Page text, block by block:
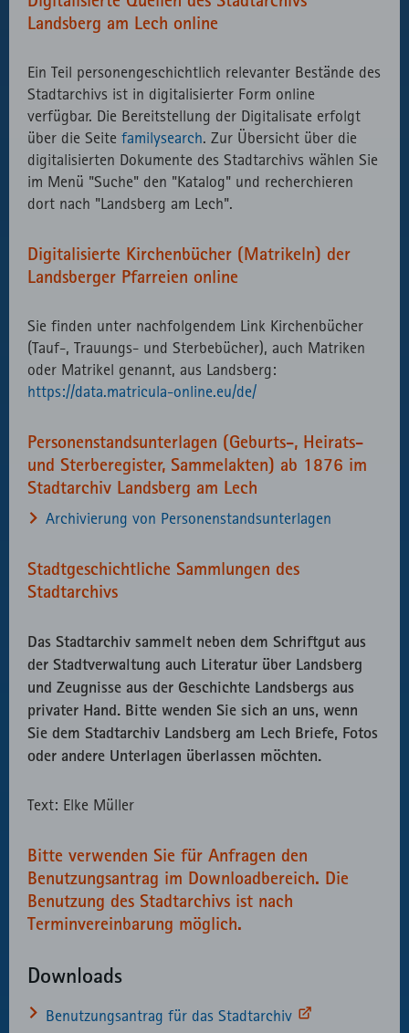
Landsberg am Lech online
Ein Teil personengeschichtlich relevanter Bestände des
Stadtarchivs ist in digitalisierter Form online
verfügbar. Die Bereitstellung der Digitalisate erfolgt
über die Seite familysearch. Zur Übersicht über die
digitalisierten Dokumente des Stadtarchivs wählen Sie
im Menü "Suche" den "Katalog" und recherchieren
dort nach "Landsberg am Lech".
Digitalisierte Kirchenbücher (Matrikeln) der
Landsberger Pfarreien online
Sie finden unter nachfolgendem Link Kirchenbücher
(Tauf-, Trauungs- und Sterbebücher), auch Matriken
oder Matrikel genannt, aus Landsberg:
https://data.matricula-online.eu/de/
Personenstandsunterlagen (Geburts-, Heirats-
und Sterberegister, Sammelakten) ab 1876 im
Stadtarchiv Landsberg am Lech
Archivierung von Personenstandsunterlagen
Stadtgeschichtliche Sammlungen des
Stadtarchivs
Das Stadtarchiv sammelt neben dem Schriftgut aus
der Stadtverwaltung auch Literatur über Landsberg
und Zeugnisse aus der Geschichte Landsbergs aus
privater Hand. Bitte wenden Sie sich an uns, wenn
Sie dem Stadtarchiv Landsberg am Lech Briefe, Fotos
oder andere Unterlagen überlassen möchten.
Text: Elke Müller
Bitte verwenden Sie für Anfragen den
Benutzungsantrag im Downloadbereich. Die
Benutzung des Stadtarchivs ist nach
Terminvereinbarung möglich.
Downloads
Benutzungsantrag für das Stadtarchiv